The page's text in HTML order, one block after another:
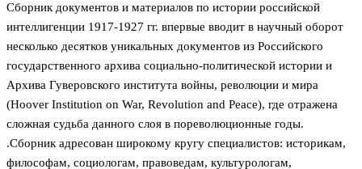
Сборник документов и материалов по истории российской
интеллигенции 1917-1927 гг. впервые вводит в научный оборот
несколько десятков уникальных документов из Российского
государственного архива социально-политической истории и
Архива Гуверовского института войны, революции и мира
(Hoover Institution on War, Revolution and Peace), где отражена
сложная судьба данного слоя в пореволюционные годы.
.Сборник адресован широкому кругу специалистов: историкам,
философам, социологам, правоведам, культурологам,